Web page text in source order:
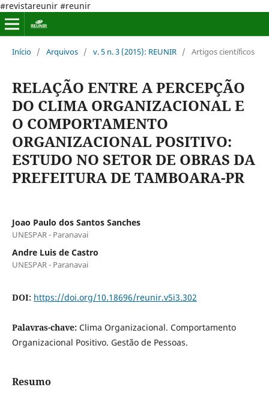
#revistareunir #reunir
Início / Arquivos / v. 5 n. 3 (2015): REUNIR / Artigos científicos
RELAÇÃO ENTRE A PERCEPÇÃO
DO CLIMA ORGANIZACIONAL E
O COMPORTAMENTO
ORGANIZACIONAL POSITIVO:
ESTUDO NO SETOR DE OBRAS DA
PREFEITURA DE TAMBOARA-PR
Joao Paulo dos Santos Sanches
UNESPAR - Paranavai
Andre Luis de Castro
UNESPAR - Paranavai
DOI: https://doi.org/10.18696/reunir.v5i3.302
Palavras-chave: Clima Organizacional. Comportamento
Organizacional Positivo. Gestão de Pessoas.
Resumo